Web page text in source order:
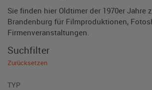
Sie finden hier Oldtimer der 1970er Jahre
Brandenburg für Filmproduktionen,
Firmenveranstaltungen.
Suchfilter
Zurücksetzen
TYP